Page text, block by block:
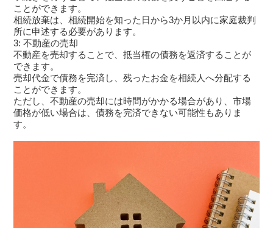
ことができます。
相続放棄は、相続開始を知った日から3か月以内に家庭裁判
所に申述する必要があります。
3: 不動産の売却
不動産を売却することで、抵当権の債務を返済することが
できます。
売却代金で債務を完済し、残ったお金を相続人へ分配する
ことができます。
ただし、不動産の売却には時間がかかる場合があり、市場
価格が低い場合は、債務を完済できない可能性もありま
す。